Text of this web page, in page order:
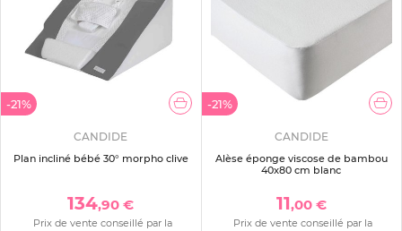
-21%
CANDIDE
Plan incliné bébé 30° morpho clive
134,90 €
Prix de vente conseillé par la
-21%
CANDIDE
Alèse éponge viscose de bambou
40x80 cm blanc
11,00 €
Prix de vente conseillé par la